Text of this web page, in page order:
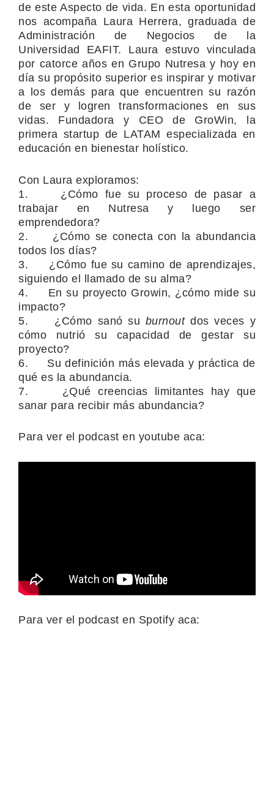
de este Aspecto de vida. En esta oportunidad
nos acompaña Laura Herrera, graduada de
Administración de Negocios de la
Universidad EAFIT. Laura estuvo vinculada
por catorce años en Grupo Nutresa y hoy en
día su propósito superior es inspirar y motivar
a los demás para que encuentren su razón
de ser y logren transformaciones en sus
vidas. Fundadora y CEO de GroWin, la
primera startup de LATAM especializada en
educación en bienestar holístico.
Con Laura exploramos:
1. ¿Cómo fue su proceso de pasar a
trabajar en Nutresa y luego ser
emprendedora?
2. ¿Cómo se conecta con la abundancia
todos los días?
3. ¿Cómo fue su camino de aprendizajes,
siguiendo el llamado de su alma?
4. En su proyecto Growin, ¿cómo mide su
impacto?
5. ¿Cómo sanó su burnoutdos veces y
cómo nutrió su capacidad de gestar su
proyecto?
6. Su definición más elevada y práctica de
qué es la abundancia.
7. ¿Qué creencias limitantes hay que
sanar para recibir más abundancia?
Para ver el podcast en youtube aca:
Para ver el podcast en Spotify aca: